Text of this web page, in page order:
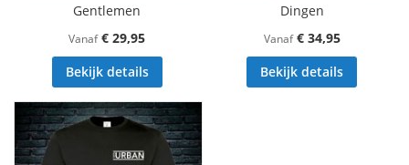
Gentlemen
Vanaf € 29,95
Bekijk details
Dingen
Vanaf € 34,95
Bekijk details